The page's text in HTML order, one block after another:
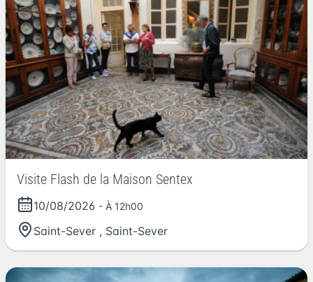
Visite Flash de la Maison Sentex
10/08/2026 - À 12h00
Saint-Sever , Saint-Sever